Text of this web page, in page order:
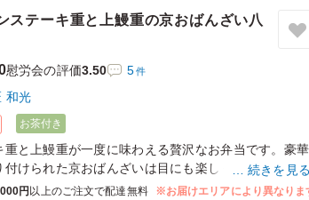
ステーキ重と上鰻重の京おばんざい八
慰労会の評価3.50 5件
和光
お茶付き
重と上鰻重が一度に味わえる贅沢なお弁当です。豪華
付けられた京おばんざいは目にも楽しく、どなたさま
け合いです。
続きを見る
円 以上のご注文で配達無料 ※お届けエリアにより異なりま